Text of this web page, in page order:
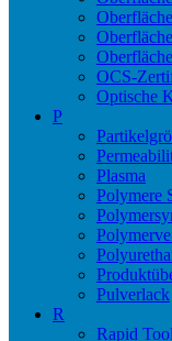
OCS-
Optische
P
Plasma
Polymere
Pulverlack
R
Rapid